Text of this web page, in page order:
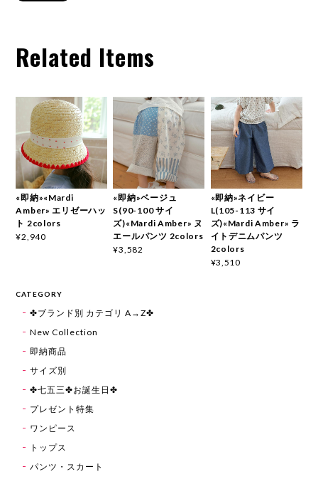
Related Items
«即納»«Mardi
Amber» エリゼーハッ
ト 2colors
¥2,940
«即納»ベージュ
S(90-100 サイ
ズ)«Mardi Amber» ヌ
エールパンツ 2colors
¥3,582
«即納»ネイビー
L(105-113 サイ
ズ)«Mardi Amber» ラ
イトデニムパンツ
2colors
¥3,510
CATEGORY
✤ブランド別 カテゴリ A→Z✤
New Collection
即納商品
サイズ別
✤七五三✤お誕生日✤
プレゼント特集
ワンピース
トップス
パンツ・スカート